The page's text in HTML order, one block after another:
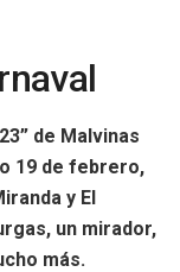
de Malvinas
19 de febrero,
y El
un mirador,
más.